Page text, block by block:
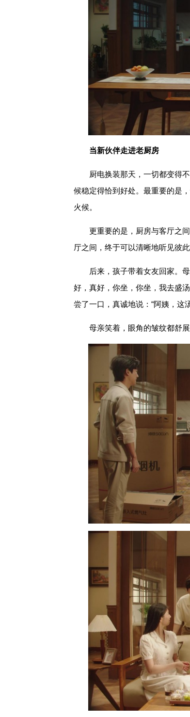
当新伙伴走进老厨房
厨电换装那天，一切都变得
候稳定得恰到好处。最重要的是
火候。
更重要的是，厨房与客厅之
厅之间，终于可以清晰地听见彼此
后来，孩子带着女友回家。
好，真好，你坐，你坐，我去盛
尝了一口，真诚地说：“阿姨，这
母亲笑着，眼角的皱纹都舒